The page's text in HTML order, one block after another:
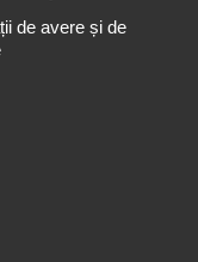
de avere și de